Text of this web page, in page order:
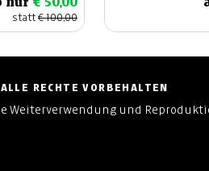
statt€ 100,00
RECHTE VORBEHALTEN
Weiterverwendung und